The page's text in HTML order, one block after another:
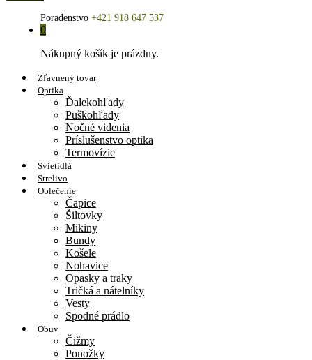
Poradenstvo +421 918 647 537
0
Nákupný košík je prázdny.
Zľavnený tovar
Optika
Ďalekohľady
Puškohľady
Nočné videnia
Príslušenstvo optika
Termovízie
Svietidlá
Strelivo
Oblečenie
Čapice
Šiltovky
Mikiny
Bundy
Košele
Nohavice
Opasky a traky
Tričká a nátelníky
Vesty
Spodné prádlo
Obuv
Čižmy
Ponožky